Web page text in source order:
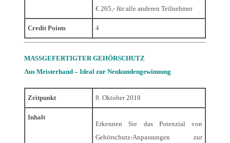
€ 265,- für alle anderen Teilnehmer
Credit Points 4
MASSGEFERTIGTER GEHÖRSCHUTZ
Aus Meisterhand – Ideal zur Neukundengewinnung
Zeitpunkt 8. Oktober 2018
Inhalt
Erkennen Sie das Potenzial von
Gehörschutz-Anpassungen zur